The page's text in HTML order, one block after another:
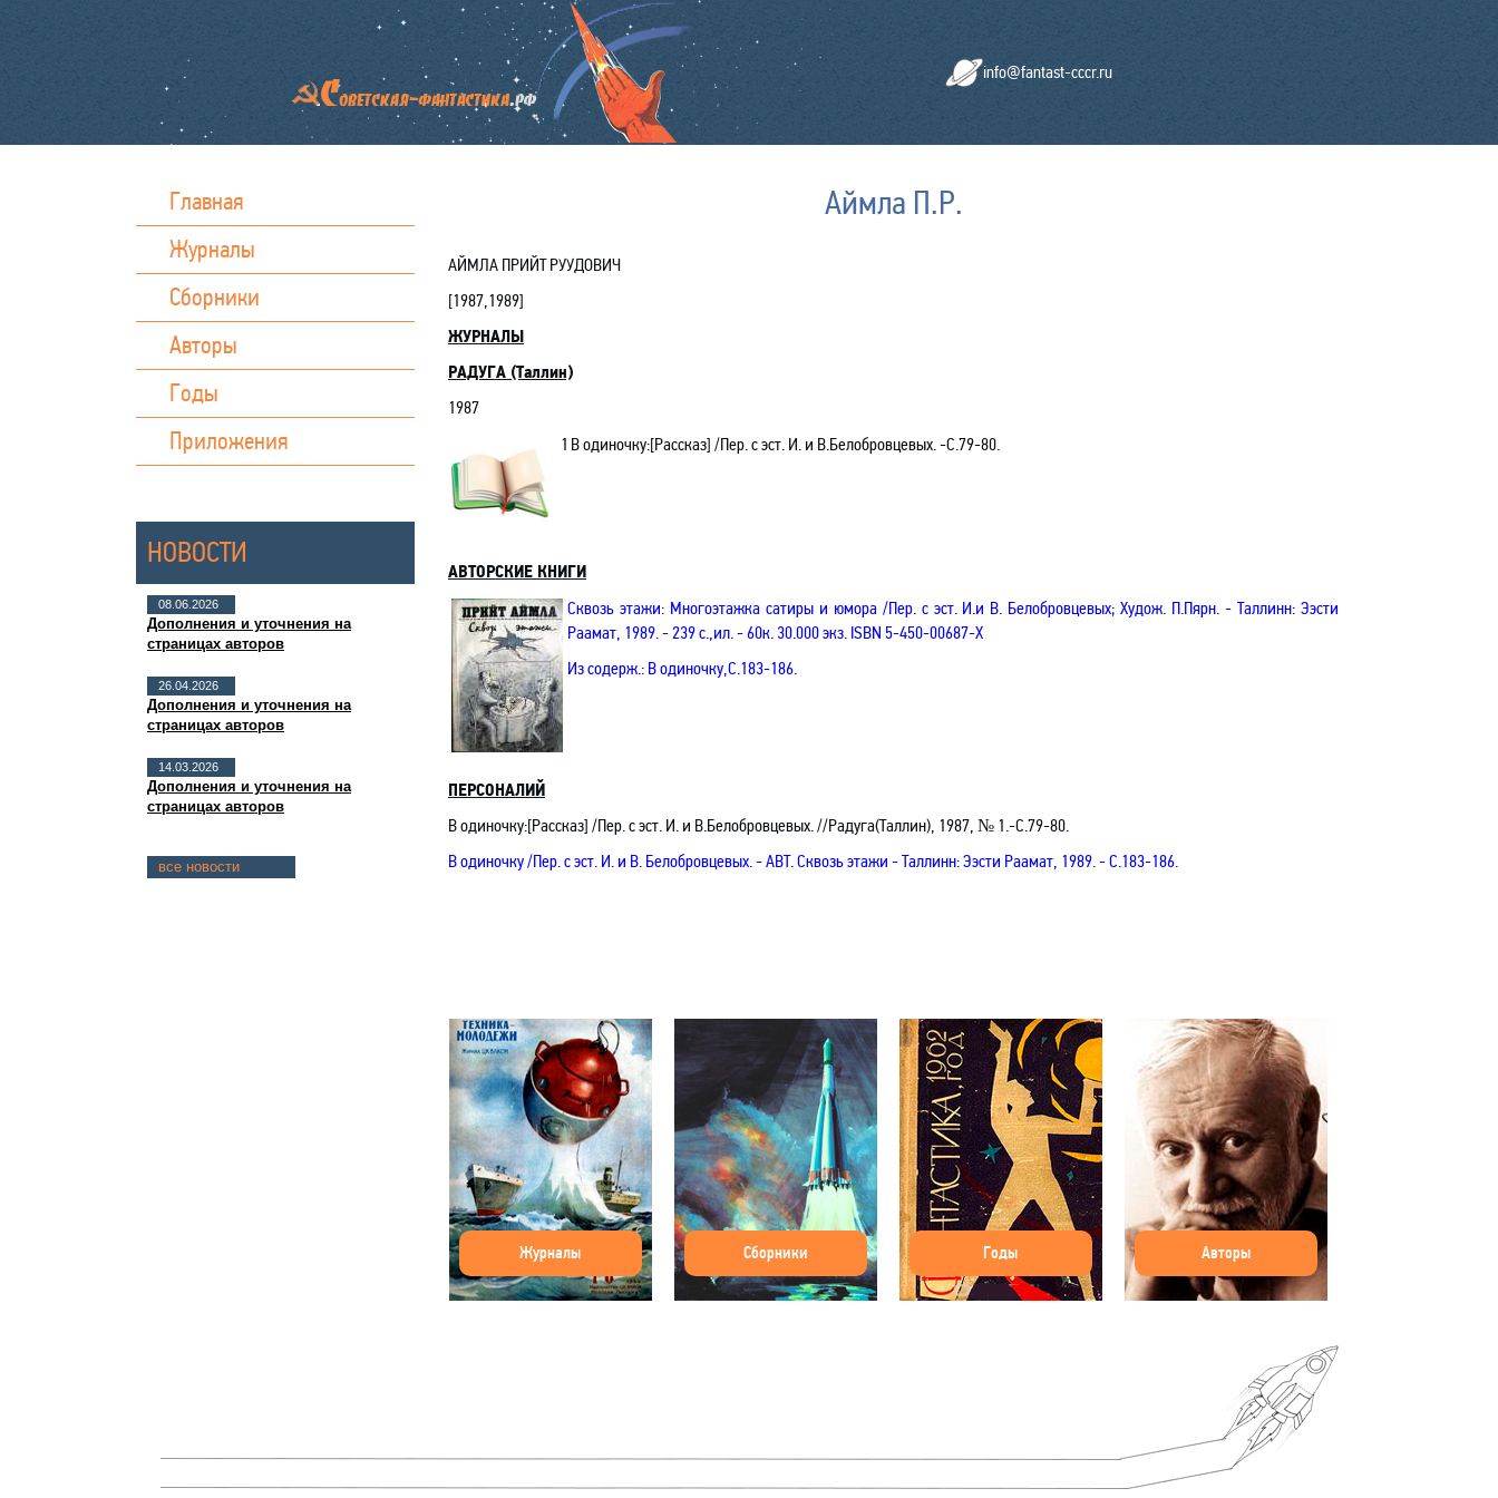
info@fantast-cccr.ru
Главная
Журналы
Сборники
Авторы
Годы
Приложения
НОВОСТИ
08.06.2026
Дополнения и уточнения на
страницах авторов
26.04.2026
Дополнения и уточнения на
страницах авторов
14.03.2026
Дополнения и уточнения на
страницах авторов
все новости
Аймла П.Р.
АЙМЛА ПРИЙТ РУУДОВИЧ
[1987,1989]
ЖУРНАЛЫ
РАДУГА (Таллин)
1987
1 В одиночку:[Рассказ] /Пер. с эст. И. и В.Белобровцевых. -С.79-80.
АВТОРСКИЕ КНИГИ
Сквозь этажи: Многоэтажка сатиры и юмора /Пер. с эст. И.и В. Белобровцевых; Худож. П.Пярн. - Таллинн: Ээсти
Раамат, 1989. - 239 с.,ил. - 60к. 30.000 экз. ISBN 5-450-00687-Х
Из содерж.: В одиночку,С.183-186.
ПЕРСОНАЛИЙ
В одиночку:[Рассказ] /Пер. с эст. И. и В.Белобровцевых. //Радуга(Таллин), 1987, № 1.-С.79-80.
В одиночку/Пер. с эст. И. и В. Белобровцевых.- АВТ.Сквозь этажи - Таллинн: Ээсти Раамат, 1989. -С.183-186.
Журналы Сборники Годы Авторы